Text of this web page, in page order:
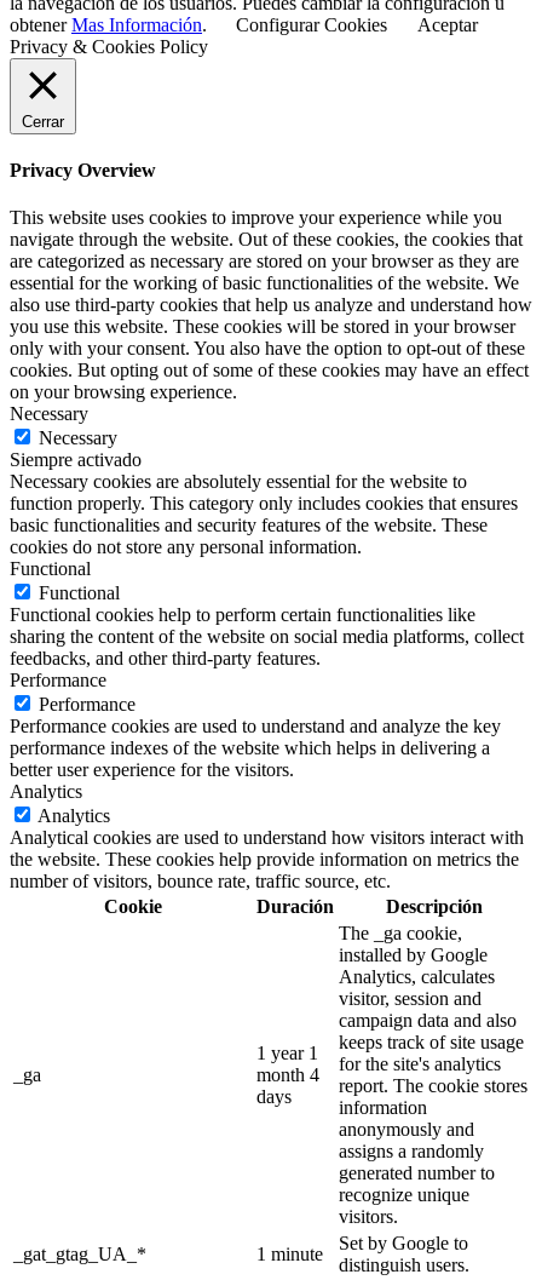
obtenerMas Información. Configurar Cookies
Aceptar
Privacy & Cookies Policy
Cerrar
Privacy Overview
This website uses cookies to improve your experience while you
navigate through the website. Out of these cookies, the cookies that
are categorized as necessary are stored on your browser as they are
essential for the working of basic functionalities of the website. We
also use third-party cookies that help us analyze and understand how
you use this website. These cookies will be stored in your browser
only with your consent. You also have the option to opt-out of these
cookies. But opting out of some of these cookies may have an effect
on your browsing experience.
Necessary
Necessary
Siempre activado
Necessary cookies are absolutely essential for the website to
function properly. This category only includes cookies that ensures
basic functionalities and security features of the website. These
cookies do not store any personal information.
Functional
Functional
Functional cookies help to perform certain functionalities like
sharing the content of the website on social media platforms, collect
feedbacks, and other third-party features.
Performance
Performance
Performance cookies are used to understand and analyze the key
performance indexes of the website which helps in delivering a
better user experience for the visitors.
Analytics
Analytics
Analytical cookies are used to understand how visitors interact with
the website. These cookies help provide information on metrics the
number of visitors, bounce rate, traffic source, etc.
Cookie
Duración Descripción
_ga
1 year 1
month 4
days
The _ga cookie,
installed by Google
Analytics, calculates
visitor, session and
campaign data and also
keeps track of site usage
for the site's analytics
report. The cookie stores
information
anonymously and
assigns a randomly
generated number to
recognize unique
visitors.
_gat_gtag_UA_*
1 minute
Set by Google to
distinguish users.